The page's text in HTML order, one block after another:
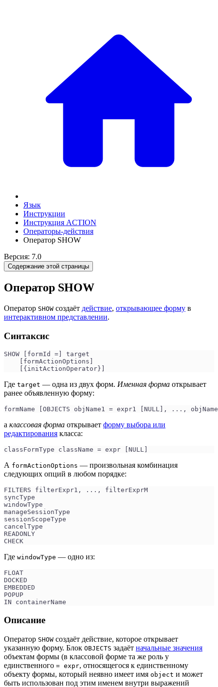
Язык
Инструкции
Инструкция ACTION
Операторы-действия
Оператор SHOW
Версия: 7.0
Содержание этой страницы
Оператор SHOW
Оператор SHOW создаёт действие, открывающее форму в
интерактивном представлении.
Синтаксис
SHOW [formId =] target
    [formActionOptions]
    [{initActionOperator}]
Где target — одна из двух форм. Именная форма открывает
ранее объявленную форму:
formName [OBJECTS objName1 = expr1 [NULL], ...,
а классовая форма открывает форму выбора или
редактирования класса:
classFormType className = expr [NULL]
А formActionOptions — произвольная комбинация
следующих опций в любом порядке:
FILTERS filterExpr1, ..., filterExprM
syncType
windowType
manageSessionType
sessionScopeType
cancelType
READONLY
CHECK
Где windowType — одно из:
FLOAT
DOCKED
EMBEDDED
POPUP
IN containerName
Описание
Оператор SHOW создаёт действие, которое открывает
указанную форму. Блок OBJECTS задаёт начальные значения
объектам формы (в классовой форме та же роль у
единственного = expr, относящегося к единственному
объекту формы, который неявно имеет имя object и может
быть использован под этим именем внутри выражений